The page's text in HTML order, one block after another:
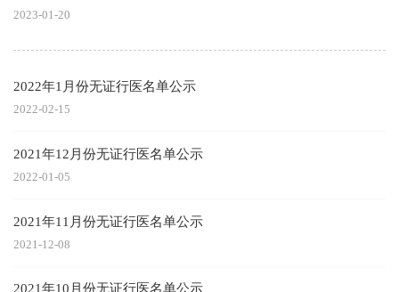
2023-01-20
2022年1月份无证行医名单公示
2022-02-15
2021年12月份无证行医名单公示
2022-01-05
2021年11月份无证行医名单公示
2021-12-08
2021年10月份无证行医名单公示